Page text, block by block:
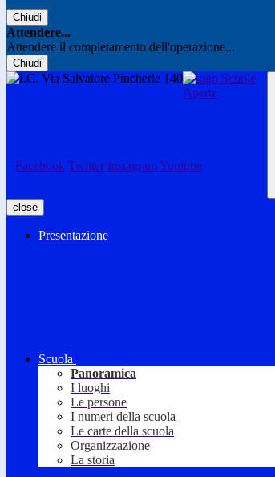
Chiudi
Attendere...
Attendere il completamento dell'operazione...
Chiudi
Facebook Twitter Instagram Youtube
close
Presentazione
Scuola
Panoramica
I luoghi
Le persone
I numeri della scuola
Le carte della scuola
Organizzazione
La storia